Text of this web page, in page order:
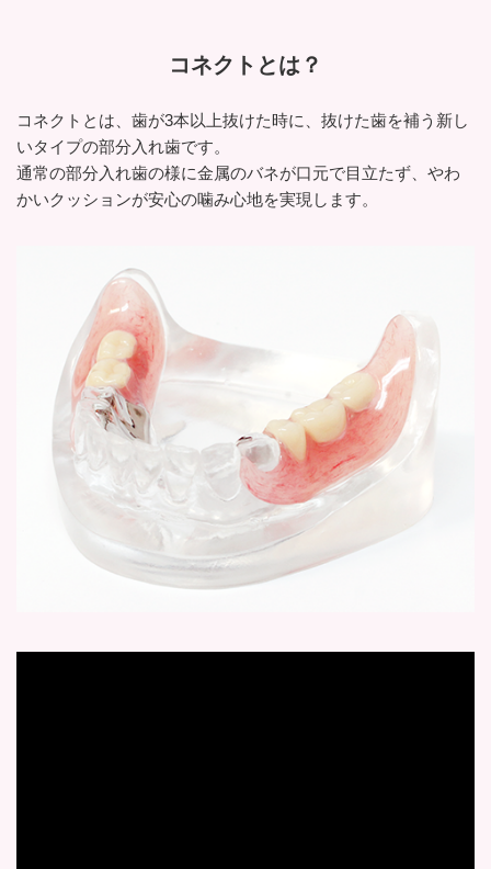
コネクトとは？
コネクトとは、歯が3本以上抜けた時に、抜けた歯を補う新し
いタイプの部分入れ歯です。
通常の部分入れ歯の様に金属のバネが口元で目立たず、やわ
かいクッションが安心の噛み心地を実現します。